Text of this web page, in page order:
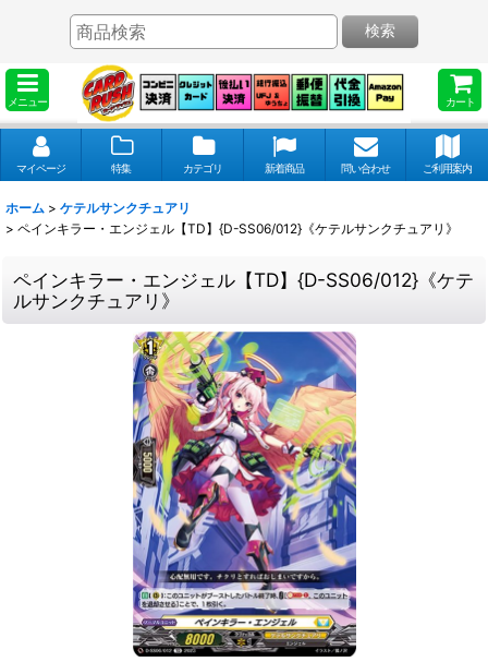
メニュー カート
検索
マイページ 特集 カテゴリ 新着商品 問い合わせ ご利用案内
ホーム > ケテルサンクチュアリ
> ペインキラー・エンジェル【TD】{D-SS06/012}《ケテルサンクチュアリ》
ペインキラー・エンジェル【TD】{D-SS06/012}《ケテ
ルサンクチュアリ》